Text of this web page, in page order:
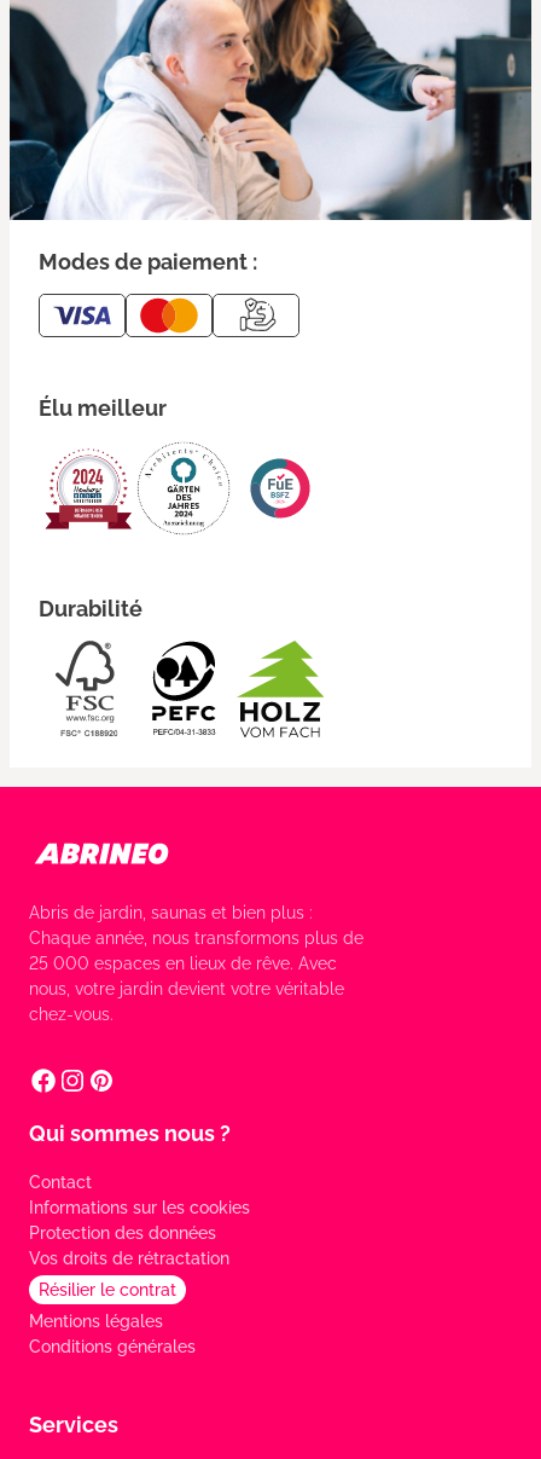
Modes de paiement :
Élu meilleur
Durabilité
Abris de jardin, saunas et bien plus :
Chaque année, nous transformons plus de
25 000 espaces en lieux de rêve. Avec
nous, votre jardin devient votre véritable
chez-vous.
Qui sommes nous ?
Contact
Informations sur les cookies
Protection des données
Vos droits de rétractation
Résilier le contrat
Mentions légales
Conditions générales
Services